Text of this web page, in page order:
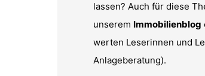
lassen? Auch für diese
unserem Immobilienblog
werten Leserinnen und
Anlageberatung).